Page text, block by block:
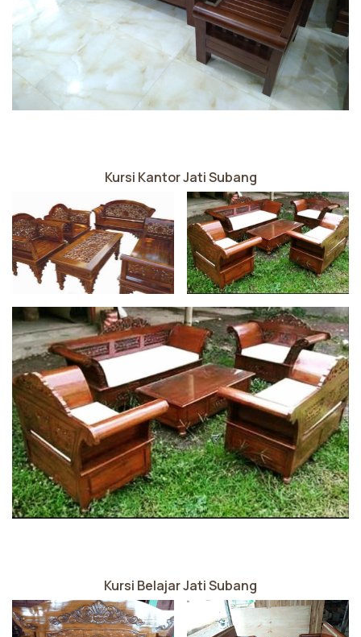
Kursi Kantor Jati Subang
Kursi Belajar Jati Subang